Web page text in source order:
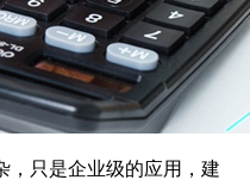
只是企业级的应用，建